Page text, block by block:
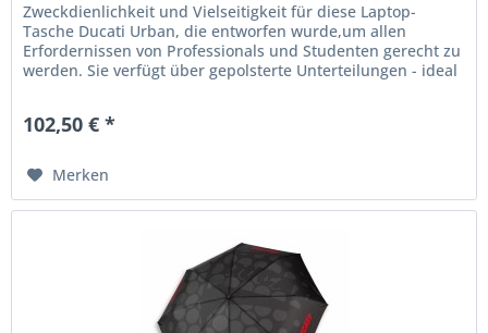
Zweckdienlichkeit und Vielseitigkeit für diese Laptop-
Tasche Ducati Urban, die entworfen wurde,um allen
Erfordernissen von Professionals und Studenten gerecht zu
werden. Sie verfügt über gepolsterte Unterteilungen - ideal
102,50 € *
Merken